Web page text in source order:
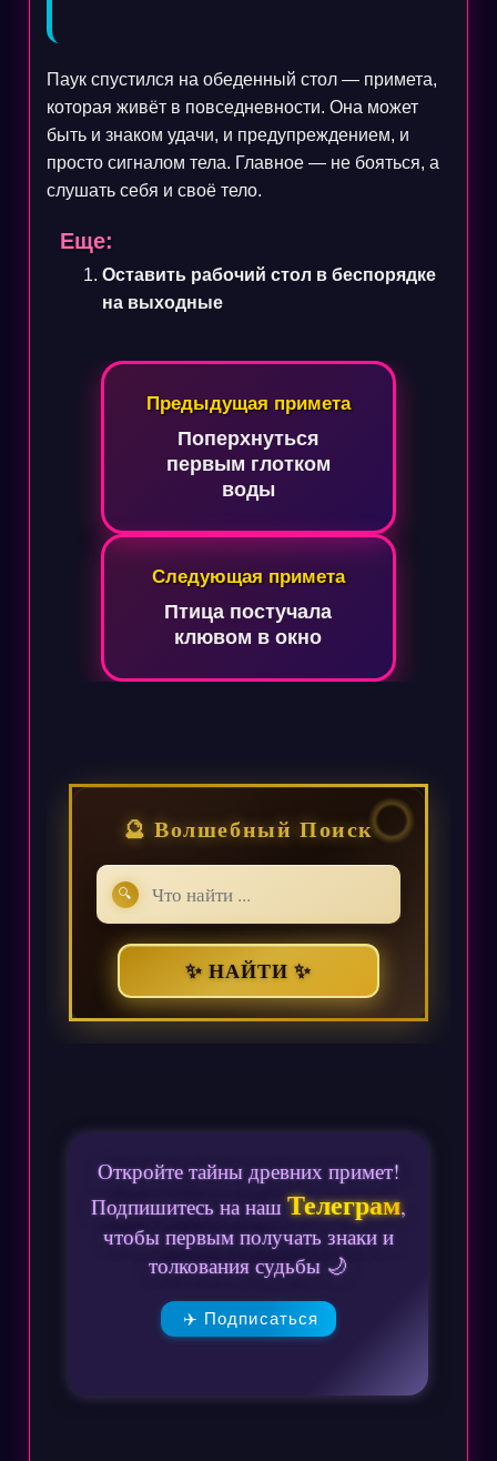
Паук спустился на обеденный стол — примета,
которая живёт в повседневности. Она может
быть и знаком удачи, и предупреждением, и
просто сигналом тела. Главное — не бояться, а
слушать себя и своё тело.
Еще:
Оставить рабочий стол в беспорядке
на выходные
Навигация
Предыдущая примета
Поперхнуться
первым глотком
воды
Следующая примета
Птица постучала
клювом в окно
🔮 Волшебный Поиск
🔍
✨ НАЙТИ ✨
Откройте тайны древних примет!
Подпишитесь на нашТелеграм,
чтобы первым получать знаки и
толкования судьбы 🌙
✈️ Подписаться